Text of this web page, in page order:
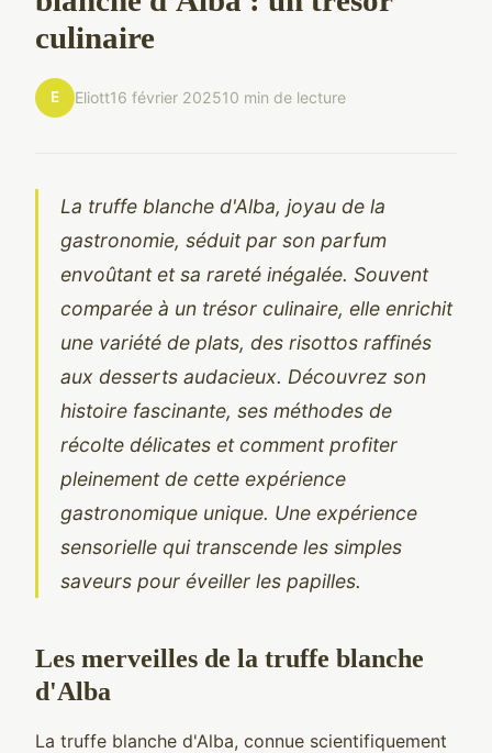
culinaire
E Eliott16 février 202510 min de lecture
La truffe blanche d'Alba, joyau de la
gastronomie, séduit par son parfum
envoûtant et sa rareté inégalée. Souvent
comparée à un trésor culinaire, elle enrichit
une variété de plats, des risottos raffinés
aux desserts audacieux. Découvrez son
histoire fascinante, ses méthodes de
récolte délicates et comment profiter
pleinement de cette expérience
gastronomique unique. Une expérience
sensorielle qui transcende les simples
saveurs pour éveiller les papilles.
Les merveilles de la truffe blanche
d'Alba
La truffe blanche d'Alba, connue scientifiquement